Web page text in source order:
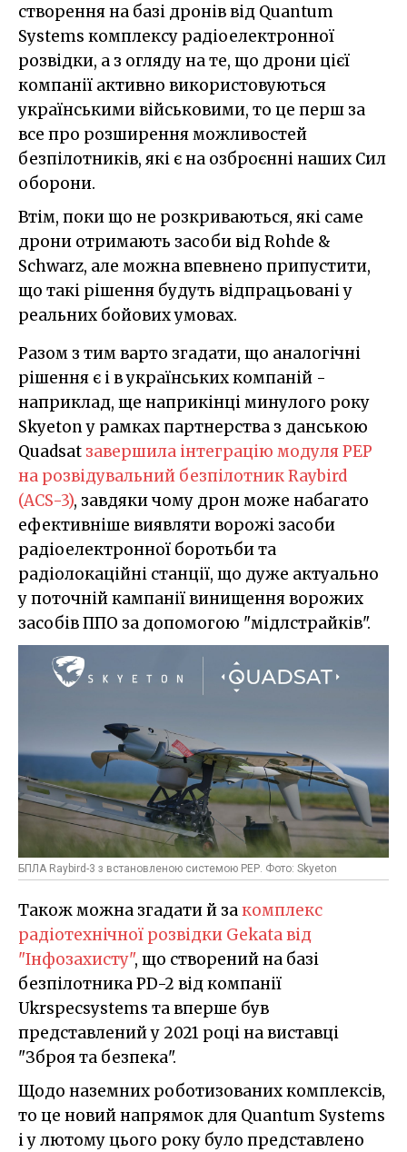
створення на базі дронів від Quantum
Systems комплексу радіоелектронної
розвідки, а з огляду на те, що дрони цієї
компанії активно використовуються
українськими військовими, то це перш за
все про розширення можливостей
безпілотників, які є на озброєнні наших Сил
оборони.
Втім, поки що не розкриваються, які саме
дрони отримають засоби від Rohde &
Schwarz, але можна впевнено припустити,
що такі рішення будуть відпрацьовані у
реальних бойових умовах.
Разом з тим варто згадати, що аналогічні
рішення є і в українських компаній -
наприклад, ще наприкінці минулого року
Skyeton у рамках партнерства з данською
Quadsat завершила інтеграцію модуля РЕР
на розвідувальний безпілотник Raybird
(ACS-3), завдяки чому дрон може набагато
ефективніше виявляти ворожі засоби
радіоелектронної боротьби та
радіолокаційні станції, що дуже актуально
у поточній кампанії винищення ворожих
засобів ППО за допомогою "мідлстрайків".
БПЛА Raybird-3 з встановленою системою РЕР. Фото: Skyeton
Також можна згадати й закомплекс
радіотехнічної розвідки Gekata від
"Інфозахисту", що створений на базі
безпілотника PD-2 від компанії
Ukrspecsystems та вперше був
представлений у 2021 році на виставці
"Зброя та безпека".
Щодо наземних роботизованих комплексів,
то це новий напрямок для Quantum Systems
і у лютому цього року було представлено